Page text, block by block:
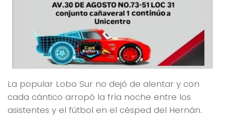
La popular Lobo Sur no dejó de alentar y con
cada cántico arropó la fría noche entre los
asistentes y el fútbol en el césped del Hernán.